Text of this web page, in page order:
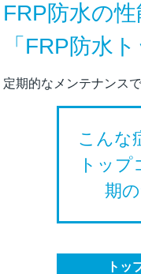
FRP防水の
「FRP防水
定期的なメンテナンス
こんな
トッ
期
トッ